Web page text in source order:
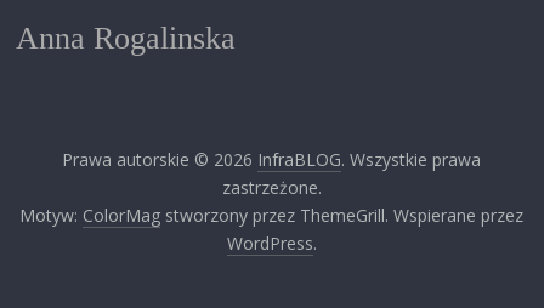
Anna Rogalinska
Prawa autorskie © 2026 InfraBLOG. Wszystkie prawa
zastrzeżone.
Motyw: ColorMag stworzony przez ThemeGrill. Wspierane przez
WordPress.